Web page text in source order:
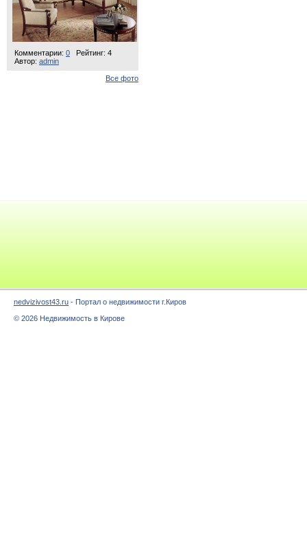
Комментарии: 0
Рейтинг: 4
Автор: admin
Все фото
nedvizivost43.ru - Портал о недвижимости г.Киров
© 2026 Недвижимость в Кирове